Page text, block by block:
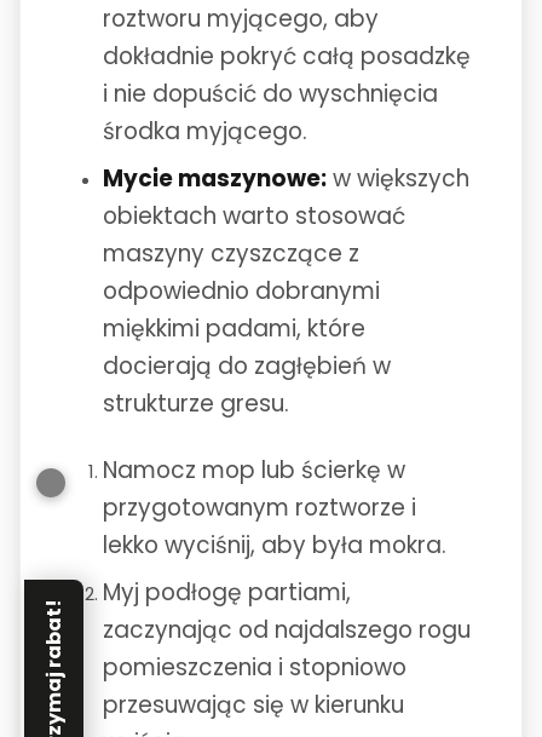
roztworu myjącego, aby
dokładnie pokryć całą posadzkę
i nie dopuścić do wyschnięcia
środka myjącego.
Mycie maszynowe:w większych
obiektach warto stosować
maszyny czyszczące z
odpowiednio dobranymi
miękkimi padami, które
docierają do zagłębień w
strukturze gresu.
Namocz mop lub ścierkę w
przygotowanym roztworze i
lekko wyciśnij, aby była mokra.
Myj podłogę partiami,
zaczynając od najdalszego rogu
pomieszczenia i stopniowo
przesuwając się w kierunku
Otrzymaj rabat!